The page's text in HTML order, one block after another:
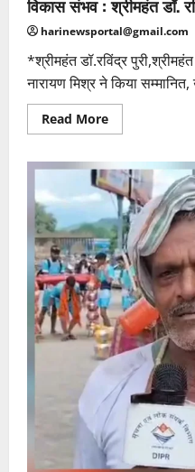
विकास संभव : श्रीमहंत डॉ.
harinewsportal@gmail.com
*श्रीमहंत डॉ.रविंद्र
नारायण मिश्र ने किया
Read MoreRead
more
में
सदैव
विद्यार्थी
बने
रहें,
तभी
ज्ञान
और
संस्कार
का
विकास
संभव
:
श्रीमहंत
डॉ.
रविंद्र